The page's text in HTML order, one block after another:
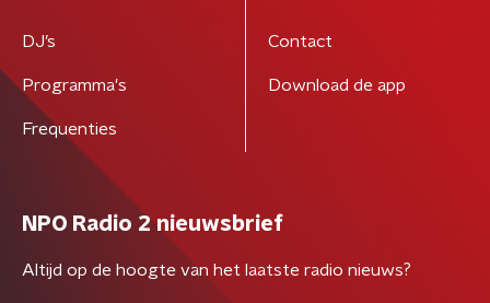
DJ’s
Programma's
Frequenties
Contact
Download de app
NPO Radio 2 nieuwsbrief
Altijd op de hoogte van het laatste radio nieuws?